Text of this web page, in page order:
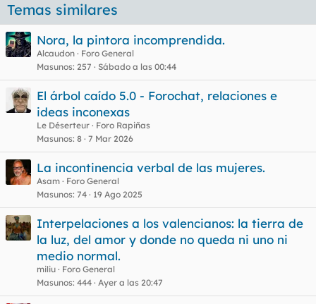
Temas similares
Nora, la pintora incomprendida.
Alcaudon
Foro General
Masunos 257 Sábado a las 00:44
El árbol caído 5.0 - Forochat, relaciones e
ideas inconexas
Le Déserteur
Foro Rapiñas
Masunos 8 7 Mar 2026
La incontinencia verbal de las mujeres.
Asam
Foro General
Masunos 74 19 Ago 2025
Interpelaciones a los valencianos: la tierra de
la luz, del amor y donde no queda ni uno ni
medio normal.
miliu
Foro General
Masunos 444 Ayer a las 20:47